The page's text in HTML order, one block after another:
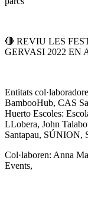
🔴 REVIU LES
GERVASI 2022 EN
Entitats
BambooHub, CAS
Huerto Escoles:
LLobera, John
Santapau, SÚNION,
Col·laboren: Anna
Events,